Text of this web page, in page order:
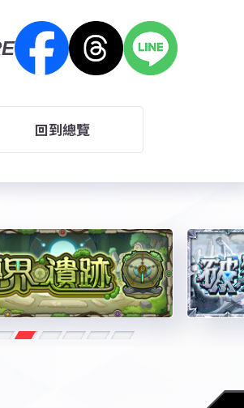
回到總覽